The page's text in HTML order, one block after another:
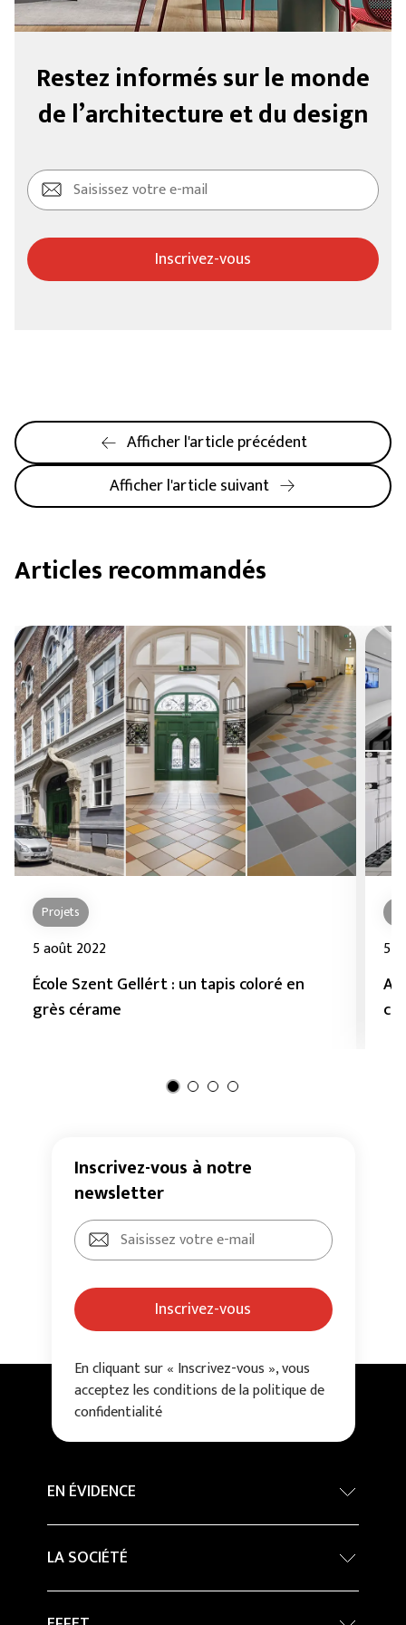
Restez informés sur le monde
de l’architecture et du design
Inscrivez-vous
Afficher l'article précédent
Afficher l'article suivant
Articles recommandés
Projets
5 août 2022
École Szent Gellért : un tapis coloré en
grès cérame
5
Inscrivez-vous à notre
newsletter
Inscrivez-vous
En cliquant sur « Inscrivez-vous », vous
acceptez les conditions de la politique de
confidentialité
EN ÉVIDENCE
Prix
LA SOCIÉTÉ